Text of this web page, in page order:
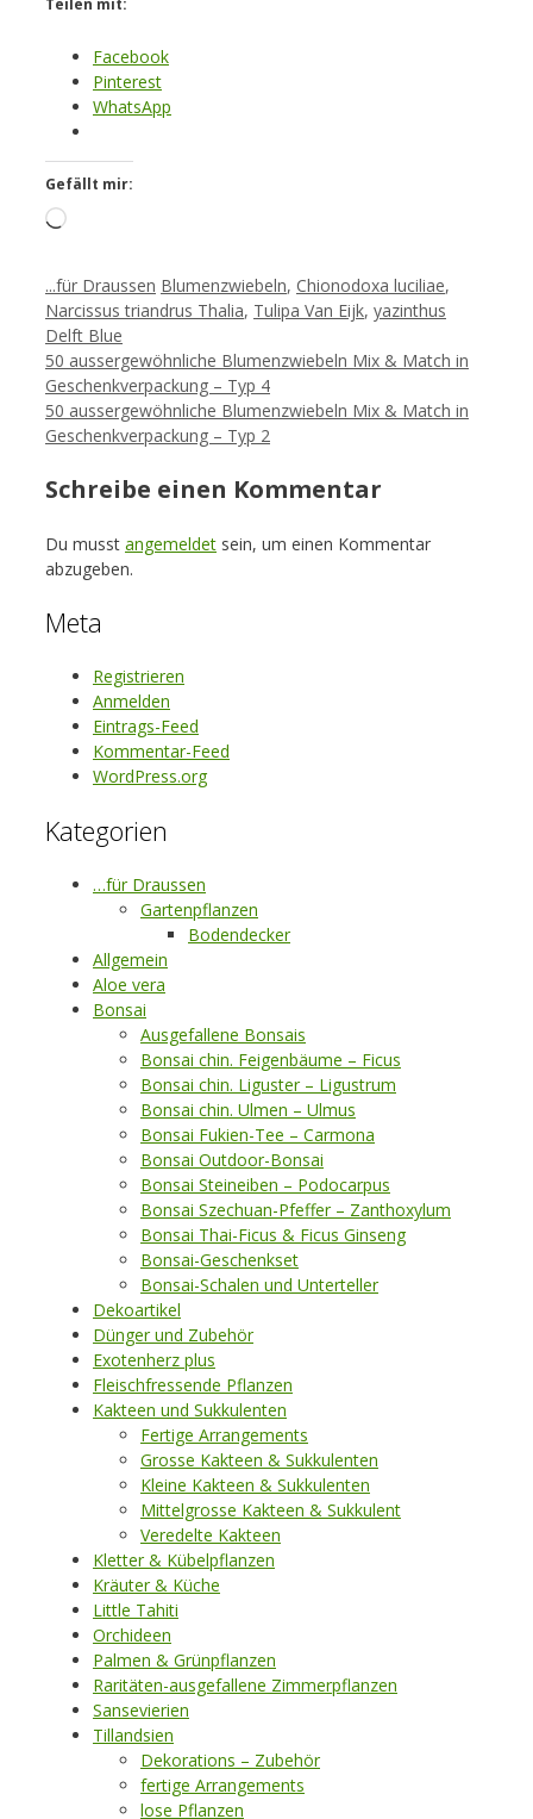
Facebook
Pinterest
WhatsApp
Gefällt mir:
Loading…
Kategorien
...für Draussen Schlagwörter
Blumenzwiebeln, Chionodoxa luciliae,
Narcissus triandrus Thalia, Tulipa Van Eijk, yazinthus
Delft Blue
50 aussergewöhnliche Blumenzwiebeln Mix & Match in
Geschenkverpackung – Typ 4
50 aussergewöhnliche Blumenzwiebeln Mix & Match in
Geschenkverpackung – Typ 2
Schreibe einen Kommentar
Du musst angemeldet sein, um einen Kommentar
abzugeben.
Meta
Registrieren
Anmelden
Eintrags-Feed
Kommentar-Feed
WordPress.org
Kategorien
…für Draussen
Gartenpflanzen
Bodendecker
Allgemein
Aloe vera
Bonsai
Ausgefallene Bonsais
Bonsai chin. Feigenbäume – Ficus
Bonsai chin. Liguster – Ligustrum
Bonsai chin. Ulmen – Ulmus
Bonsai Fukien-Tee – Carmona
Bonsai Outdoor-Bonsai
Bonsai Steineiben – Podocarpus
Bonsai Szechuan-Pfeffer – Zanthoxylum
Bonsai Thai-Ficus & Ficus Ginseng
Bonsai-Geschenkset
Bonsai-Schalen und Unterteller
Dekoartikel
Dünger und Zubehör
Exotenherz plus
Fleischfressende Pflanzen
Kakteen und Sukkulenten
Fertige Arrangements
Grosse Kakteen & Sukkulenten
Kleine Kakteen & Sukkulenten
Mittelgrosse Kakteen & Sukkulent
Veredelte Kakteen
Kletter & Kübelpflanzen
Kräuter & Küche
Little Tahiti
Orchideen
Palmen & Grünpflanzen
Raritäten-ausgefallene Zimmerpflanzen
Sansevierien
Tillandsien
Dekorations – Zubehör
fertige Arrangements
lose Pflanzen